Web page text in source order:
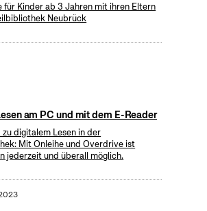
für Kinder ab 3 Jahren mit ihren Eltern
Neubrück
am PC und mit dem E-Reader
zu digitalem Lesen in der
Mit Onleihe und Overdrive ist
jederzeit und überall möglich.